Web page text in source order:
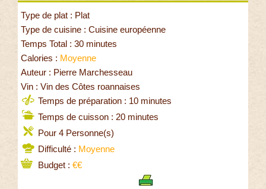
Type de plat : Plat
Type de cuisine : Cuisine européenne
Temps Total : 30 minutes
Calories : Moyenne
Auteur : Pierre Marchesseau
Vin : Vin des Côtes roannaises
Temps de préparation : 10 minutes
Temps de cuisson : 20 minutes
Pour 4 Personne(s)
Difficulté : Moyenne
Budget : €€